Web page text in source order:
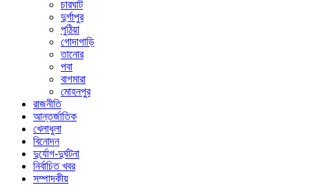
চারঘাট
দুর্গাপুর
পুঠিয়া
গোদাগাড়ি
তানোর
পবা
বাগমারা
মোহনপুর
রাজনীতি
আন্তর্জাতিক
খেলাধুলা
বিনোদন
দুর্যোগ-দুর্ঘটনা
নির্বাচিত খবর
সম্পাদকীয়